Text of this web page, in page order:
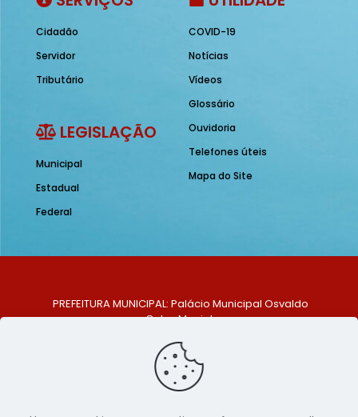
Cidadão
Servidor
Tributário
LEGISLAÇÃO
Municipal
Estadual
Federal
COVID-19
Notícias
Vídeos
Glossário
Ouvidoria
Telefones úteis
Mapa do Site
PREFEITURA MUNICIPAL: Palácio Municipal Osvaldo
Celso Maciel
Centro, São Bento do Una - PE. CEP: 553370-128
TELEFONE: (81) 99548-1569
E-MAIL: ouvidoria@saobentodouna.pe.gov.br